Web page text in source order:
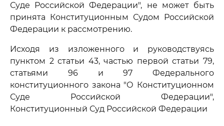
Суде Российской Федерации", не может быть
принята Конституционным Судом Российской
Федерации к рассмотрению.
Исходя из изложенного и руководствуясь
пунктом 2 статьи 43, частью первой статьи 79,
статьями 96 и 97 Федерального
конституционного закона "О Конституционном
Суде Российской Федерации",
Конституционный Суд Российской Федерации